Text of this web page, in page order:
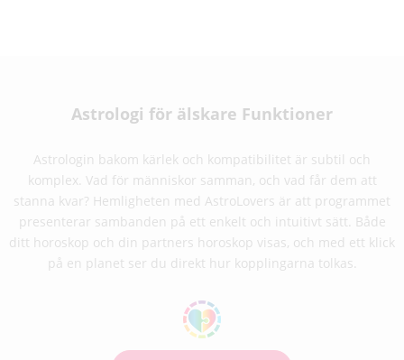
Astrologi för älskare Funktioner
Astrologin bakom kärlek och kompatibilitet är subtil och
komplex. Vad för människor samman, och vad får dem att
stanna kvar? Hemligheten med AstroLovers är att programmet
presenterar sambanden på ett enkelt och intuitivt sätt. Både
ditt horoskop och din partners horoskop visas, och med ett klick
på en planet ser du direkt hur kopplingarna tolkas.